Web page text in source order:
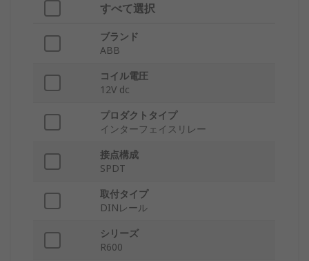
すべて選択
ブランド
ABB
コイル電圧
12V dc
プロダクトタイプ
インターフェイスリレー
接点構成
SPDT
取付タイプ
DINレール
シリーズ
R600